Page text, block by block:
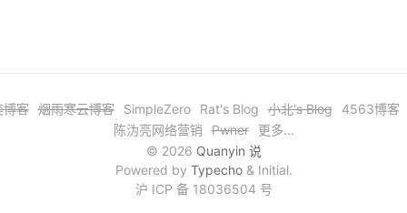
博客 烟雨寒云博客 SimpleZero Rat's Blog 小北's Blog
4563博客
陈沩亮网络营销
Pwner
更多...
© 2026 Quanyin 说
Powered by Typecho& Initial.
沪 ICP 备 18036504 号